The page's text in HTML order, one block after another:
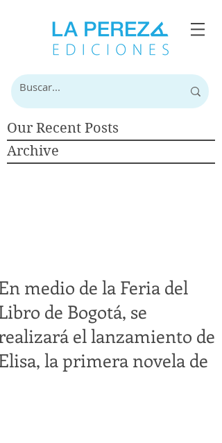
Our Recent Posts
Archive
medio de la Feria del
de Bogotá, se
el lanzamiento de
la primera novela de